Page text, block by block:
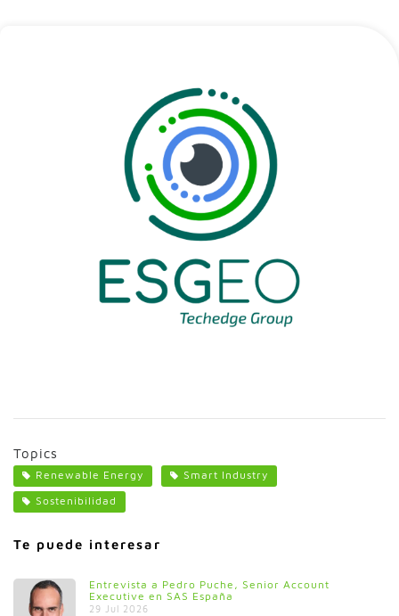
Topics
Renewable Energy
Smart Industry
Sostenibilidad
Te puede interesar
Entrevista a Pedro Puche, Senior Account
Executive en SAS España
29 Jul 2026